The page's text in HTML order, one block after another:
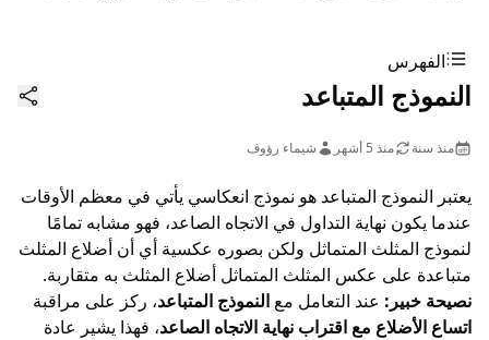
الفهرس
النموذج المتباعد
منذ سنة منذ 5 أشهر شيماء رؤوف
يعتبر النموذج المتباعد هو نموذج انعكاسي يأتي في معظم الأوقات
عندما يكون نهاية التداول في الاتجاه الصاعد، فهو مشابه تمامًا
لنموذج المثلث المتماثل ولكن بصوره عكسية أي أن أضلاع المثلث
متباعدة على عكس المثلث المتماثل أضلاع المثلث به متقاربة.
نصيحة خبير: عند التعامل مع النموذج المتباعد، ركز على مراقبة
اتساع الأضلاع مع اقتراب نهاية الاتجاه الصاعد، فهذا يشير عادة